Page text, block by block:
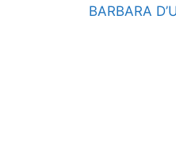
BARBARA